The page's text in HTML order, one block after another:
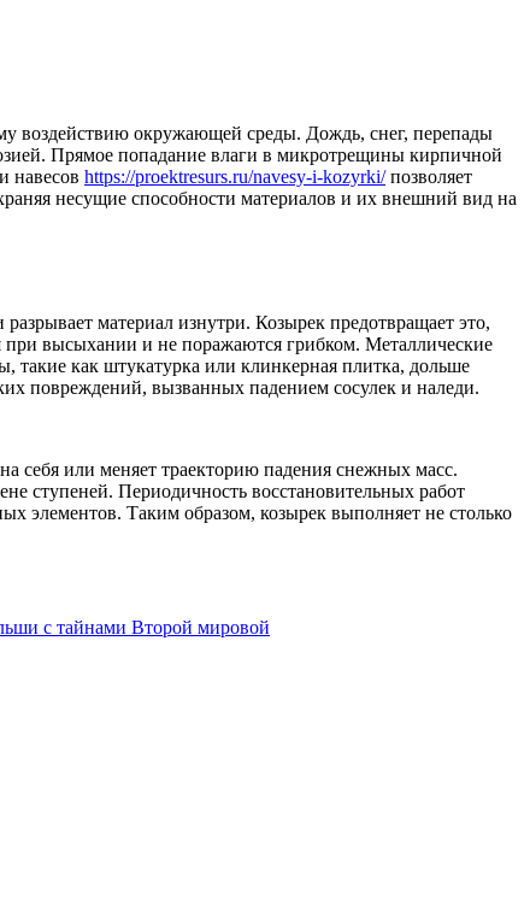
воздействию окружающей среды. Дождь, снег, перепады
Прямое попадание влаги в микротрещины кирпичной
навесов https://proektresurs.ru/navesy-i-kozyrki/позволяет
несущие способности материалов и их внешний вид на
материал изнутри. Козырек предотвращает это,
при высыхании и не поражаются грибком. Металлические
такие как штукатурка или клинкерная плитка, дольше
повреждений, вызванных падением сосулек и наледи.
себя или меняет траекторию падения снежных масс.
ступеней. Периодичность восстановительных работ
элементов. Таким образом, козырек выполняет не столько
с тайнами Второй мировой